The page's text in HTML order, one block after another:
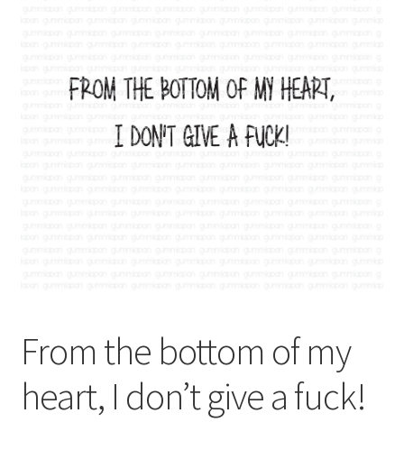
Köpvillkor
From the bottom of my
heart, I don’t give a fuck!